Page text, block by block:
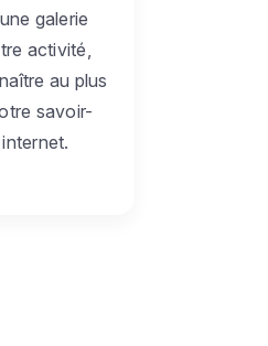
galerie
activité,
au plus
savoir-